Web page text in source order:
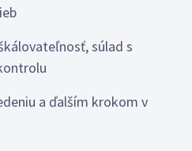
súlad s
a ďalším krokom v